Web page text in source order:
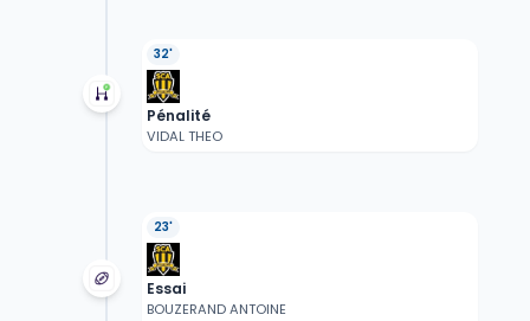
32'
Pénalité
VIDAL THEO
23'
Essai
BOUZERAND ANTOINE